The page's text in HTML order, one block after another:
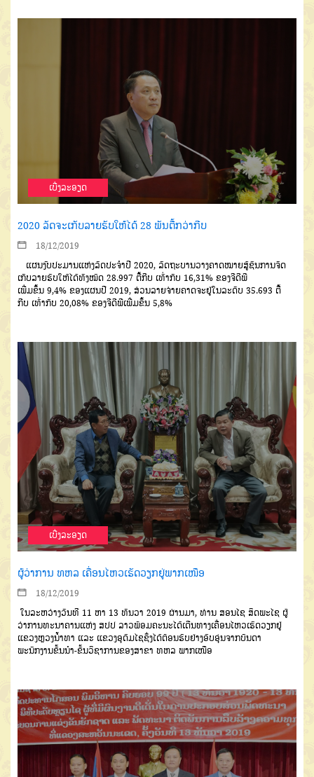
ເບີ່ງລະອຽດ
2020 ລັດຈະເກັບລາຍຮັບໃຫ້ໄດ້ 28 ພັນຕື້ກວ່າກີບ
18/12/2019
ແຜນງົບປະມານແຫ່ງລັດປະຈໍາປີ 2020, ລັດຖະບານວາງຄາດໝາຍສູ້ຊົນການຈັດ
ເກັບລາຍຮັບໃຫ້ໄດ້ທັງໝົດ 28.997 ຕື້ກີບ ເທົ່າກັບ 16,31% ຂອງຈີດີພີ
ເພີ່ມຂຶ້ນ 9,4% ຂອງແຜນປີ 2019, ສ່ວນລາຍຈ່າຍຄາດຈະຢູ່ໃນລະດັບ 35.693 ຕື້
ກີບ ເທົ່າກັບ 20,08% ຂອງຈີດີພີເພີ່ມຂຶ້ນ 5,8%
ເບີ່ງລະອຽດ
ຜູ້ວ່າການ ທຫລ ເຄື່ອນໄຫວເຮັດວຽກຢູ່ພາກເໜືອ
18/12/2019
ໃນລະຫວ່າງວັນທີ 11 ຫາ 13 ທັນວາ 2019 ຜ່ານມາ, ທ່ານ ສອນໄຊ ສິດພະໄຊ ຜູ້
ວ່າການທະນາຄານແຫ່ງ ສປປ ລາວພ້ອມຄະນະໄດ້ເດີນທາງເຄື່ອນໄຫວເຮັດວຽກຢູ່
ແຂວງຫຼວງນໍ້າທາ ແລະ ແຂວງອຸດົມໄຊຊຶ່ງໄດ້ຕ້ອນຮັບຢ່າງອົບອຸ່ນຈາກບັນດາ
ພະນັກງານຂັ້ນນຳ-ຂັ້ນວິຊາການຂອງສາຂາ ທຫລ ພາກເໜືອ